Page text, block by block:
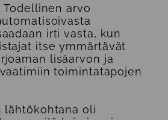
arvo
irti vasta, kun
itse ymmärtävät
lisäarvon ja
toimintatapojen
lähtökohtana oli